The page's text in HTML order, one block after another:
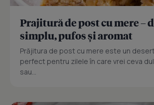
Prajitură de post cu mere –
simplu, pufos și aromat
Prăjitura de post cu mere este un
perfect pentru zilele în care vrei ceva
sau...